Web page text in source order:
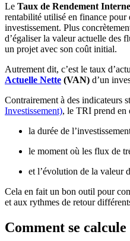
Le Taux de Rendement Interne
rentabilité utilisé en finance pour
investissement. Plus
d’égaliser la valeur actuelle des
un projet avec son coût initial.
Autrement dit, c’est le taux
Actuelle Nette (VAN) d’un
Contrairement à des indicateurs
Investissement), le TRI prend en
la durée de
le moment où les flux de
et l’évolution de la valeur
Cela en fait un bon outil pour
et aux rythmes de retour
Comment se